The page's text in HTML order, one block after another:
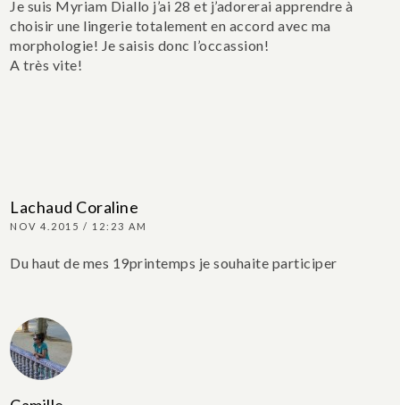
Je suis Myriam Diallo j’ai 28 et j’adorerai apprendre à
choisir une lingerie totalement en accord avec ma
morphologie! Je saisis donc l’occassion!
A très vite!
Lachaud Coraline
NOV 4.2015 / 12:23 AM
Du haut de mes 19printemps je souhaite participer